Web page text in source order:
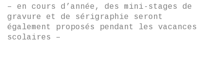
– en cours d’année, des mini-stages de
gravure et de sérigraphie seront
également proposés pendant les vacances
scolaires –